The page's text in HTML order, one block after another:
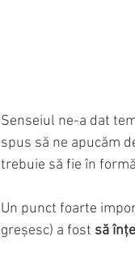
Senseiul ne-a dat
spus să ne apucăm
trebuie să fie în
Un punct foarte
greșesc) a fost să